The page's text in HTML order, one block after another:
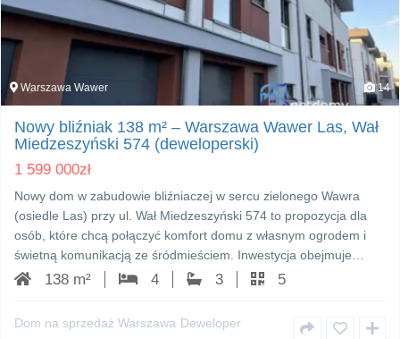
Warszawa Wawer 14
Nowy bliźniak 138 m² – Warszawa Wawer Las, Wał
Miedzeszyński 574 (deweloperski)
1 599 000zł
Nowy dom w zabudowie bliźniaczej w sercu zielonego Wawra
(osiedle Las) przy ul. Wał Miedzeszyński 574 to propozycja dla
osób, które chcą połączyć komfort domu z własnym ogrodem i
świetną komunikacją ze śródmieściem. Inwestycja obejmuje…
138 m² 4 3 5
Dom na sprzedaż Warszawa Deweloper